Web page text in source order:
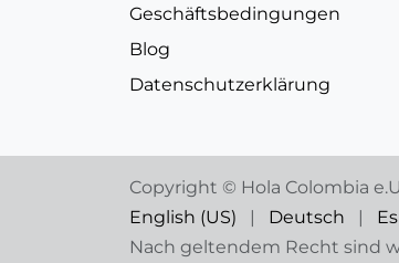
Geschäftsbedingungen
Blog
Datenschutzerklärung
Copyright © Hola Colombia
English (US)
| Deutsch |
Nach geltendem Recht sind